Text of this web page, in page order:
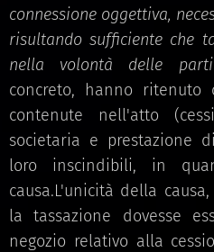
connessione oggettiva,
risultando sufficiente che
nella volontà delle parti
concreto, hanno ritenuto
contenute nell'atto
societaria e prestazione
loro inscindibili, in
causa.L'unicità della
la tassazione dovesse
negozio relativo alla